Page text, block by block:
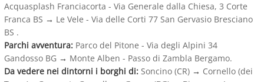
Acquasplash Franciacorta - Via Generale dalla Chiesa, 3 Corte
Franca BS → Le Vele - Via delle Corti 77 San Gervasio Bresciano
BS .
Parchi avventura: Parco del Pitone - Via degli Alpini 34
Gandosso BG → Monte Alben - Passo di Zambla Bergamo.
Da vedere nei dintorni i borghi di: Soncino (CR) → Cornello (dei